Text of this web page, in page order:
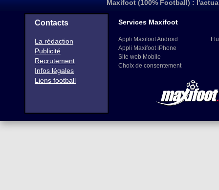
Maxifoot (100% Football) :
Contacts
La rédaction
Publicité
Recrutement
Infos légales
Liens football
Services Maxifoot
Appli Maxifoot Android
Appli Maxifoot iPhone
Site web Mobile
Choix de consentement